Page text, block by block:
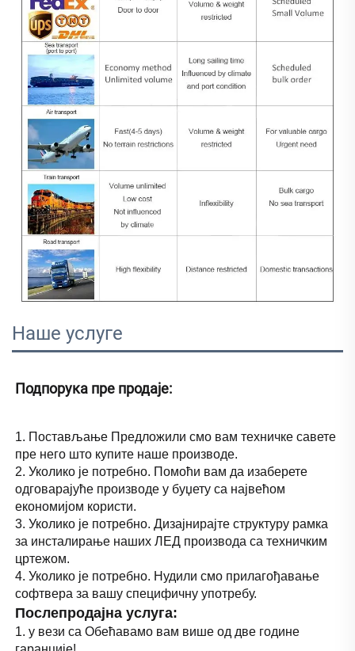
Наше услуге
Подпорука пре продаје:
1. Постављање Предложили смо вам техничке савете
пре него што купите наше производе.
2. Уколико је потребно. Помоћи вам да изаберете
одговарајуће производе у буџету са највећом
економијом користи.
3. Уколико је потребно. Дизајнирајте структуру рамка
за инсталирање наших ЛЕД производа са техничким
цртежом.
4. Уколико је потребно. Нудили смо прилагођавање
софтвера за вашу специфичну употребу.
Послепродајна услуга:
1. у вези са Обећавамо вам више од две године